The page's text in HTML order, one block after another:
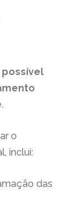
possível
o
inclui:
das